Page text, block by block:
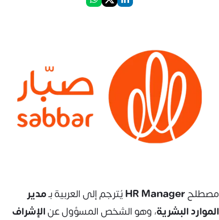
مصطلحHR Managerيُترجم إلى العربية بـمدير
الموارد البشرية، وهو الشخص المسؤول عنالإشراف